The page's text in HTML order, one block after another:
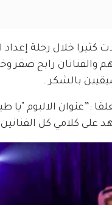
خلال رحلة إعداد
والفنانان رابح صقر
بالشكر .
:”عنوان الالبوم
كلامي كل